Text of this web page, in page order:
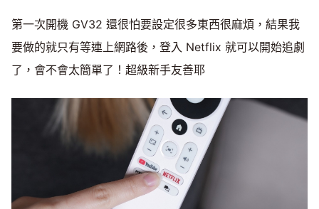
第一次開機 GV32 還很怕要設定很多東西很麻煩，結果我
要做的就只有等連上網路後，登入 Netflix 就可以開始追劇
了，會不會太簡單了！超級新手友善耶